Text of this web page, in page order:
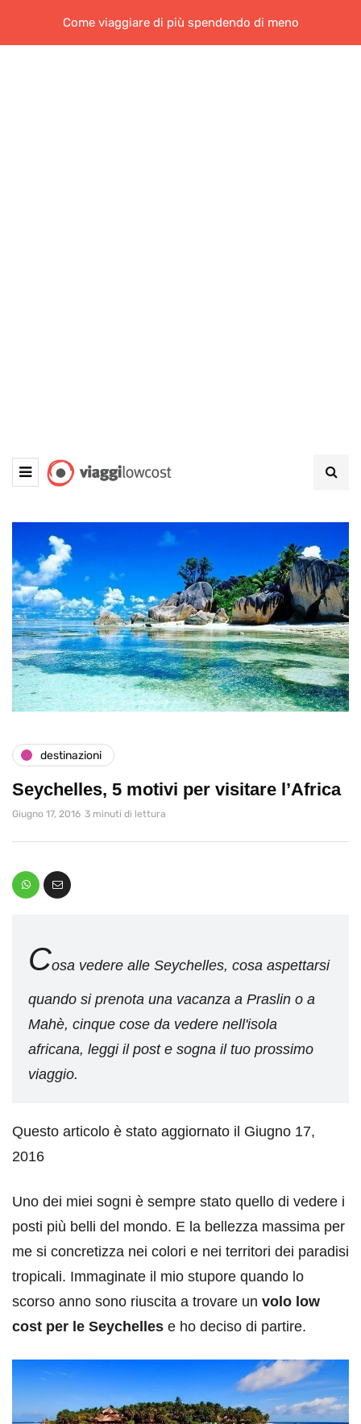
Come viaggiare di più spendendo di meno
destinazioni
Seychelles, 5 motivi per visitare l’Africa
Giugno 17, 2016 3 minuti di lettura
Cosa vedere alle Seychelles, cosa aspettarsi
quando si prenota una vacanza a Praslin o a
Mahè, cinque cose da vedere nell'isola
africana, leggi il post e sogna il tuo prossimo
viaggio.
Questo articolo è stato aggiornato il Giugno 17,
2016
Uno dei miei sogni è sempre stato quello di vedere i
posti più belli del mondo. E la bellezza massima per
me si concretizza nei colori e nei territori dei paradisi
tropicali. Immaginate il mio stupore quando lo
scorso anno sono riuscita a trovare un volo low
cost per le Seychelles e ho deciso di partire.